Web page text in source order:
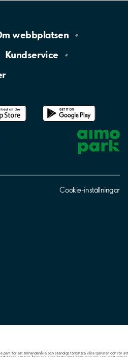
webbplatsen
Kundservice
Cookie-inställningar